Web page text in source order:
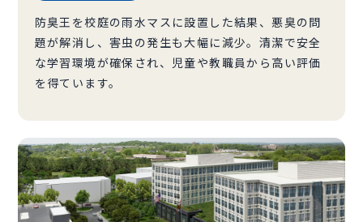
防臭王を校庭の雨水マスに設置した結果、悪臭の問
題が解消し、害虫の発生も大幅に減少。清潔で安全
な学習環境が確保され、児童や教職員から高い評価
を得ています。